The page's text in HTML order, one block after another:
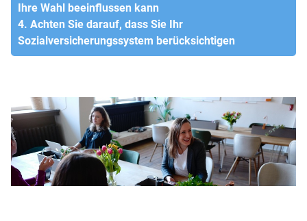
Ihre Wahl beeinflussen kann
4. Achten Sie darauf, dass Sie Ihr
Sozialversicherungssystem berücksichtigen